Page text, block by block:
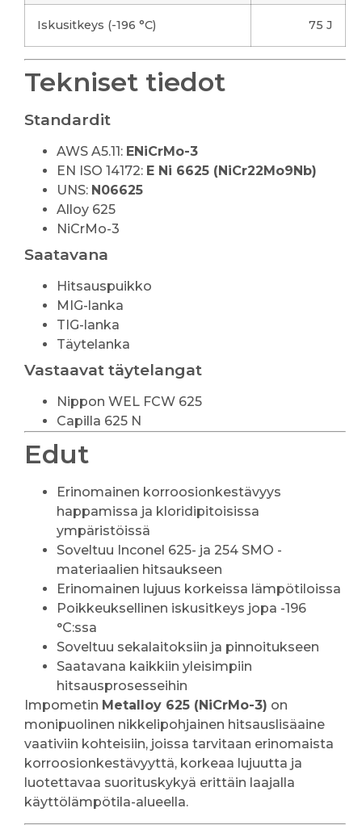
Iskusitkeys (-196 °C) 75 J
Tekniset tiedot
Standardit
AWS A5.11: ENiCrMo-3
EN ISO 14172: E Ni 6625 (NiCr22Mo9Nb)
UNS: N06625
Alloy 625
NiCrMo-3
Saatavana
Hitsauspuikko
MIG-lanka
TIG-lanka
Täytelanka
Vastaavat täytelangat
Nippon WEL FCW 625
Capilla 625 N
Edut
Erinomainen korroosionkestävyys
happamissa ja kloridipitoisissa
ympäristöissä
Soveltuu Inconel 625- ja 254 SMO -
materiaalien hitsaukseen
Erinomainen lujuus korkeissa lämpötiloissa
Poikkeuksellinen iskusitkeys jopa -196
°C:ssa
Soveltuu sekalaitoksiin ja pinnoitukseen
Saatavana kaikkiin yleisimpiin
hitsausprosesseihin
Impometin Metalloy 625 (NiCrMo-3) on
monipuolinen nikkelipohjainen hitsauslisäaine
vaativiin kohteisiin, joissa tarvitaan erinomaista
korroosionkestävyyttä, korkeaa lujuutta ja
luotettavaa suorituskykyä erittäin laajalla
käyttölämpötila-alueella.